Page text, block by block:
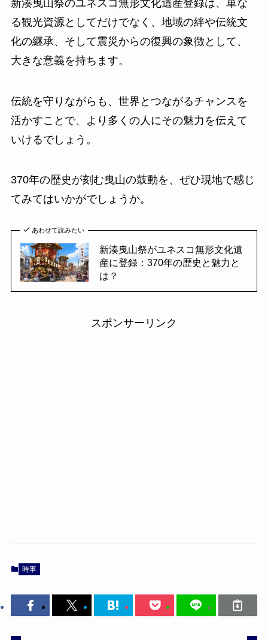
新湊曳山祭のユネスコ無形文化遺産登録は、単な
る観光資源としてだけでなく、地域の絆や伝統文
化の継承、そして震災からの復興の象徴として、
大きな意義を持ちます。
伝統を守りながらも、世界とつながるチャンスを
活かすことで、より多くの人にその魅力を伝えて
いけるでしょう。
370年の歴史が刻む曳山の鼓動を、ぜひ現地で感じ
てみてはいかがでしょうか。
あわせて読みたい
新湊曳山祭がユネスコ無形文化遺
産に登録：370年の歴史と魅力と
は？
スポンサーリンク
時事